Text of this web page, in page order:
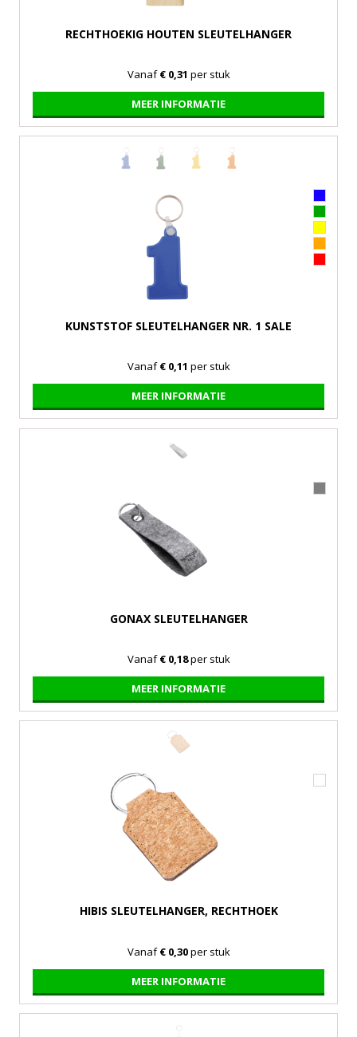
RECHTHOEKIG HOUTEN SLEUTELHANGER
Vanaf€ 0,31 per stuk
MEER INFORMATIE
KUNSTSTOF SLEUTELHANGER NR. 1 SALE
Vanaf€ 0,11 per stuk
MEER INFORMATIE
GONAX SLEUTELHANGER
Vanaf€ 0,18per stuk
MEER INFORMATIE
HIBIS SLEUTELHANGER, RECHTHOEK
Vanaf€ 0,30per stuk
MEER INFORMATIE